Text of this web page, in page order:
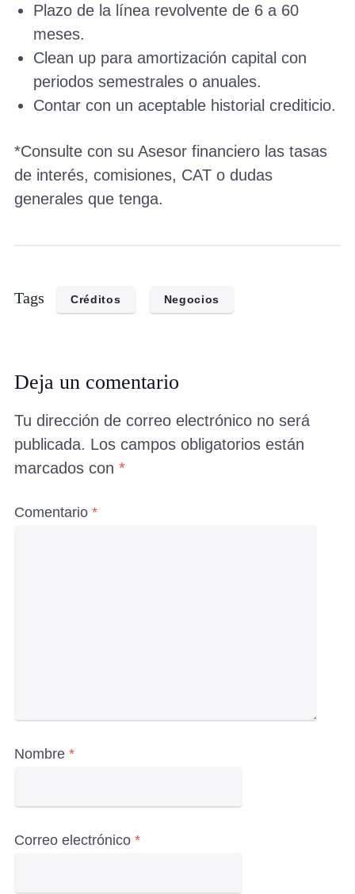
Plazo de la línea revolvente de 6 a 60
meses.
Clean up para amortización capital con
periodos semestrales o anuales.
Contar con un aceptable historial crediticio.
*Consulte con su Asesor financiero las tasas
de interés, comisiones, CAT o dudas
generales que tenga.
Tags Créditos Negocios
Deja un comentario
Tu dirección de correo electrónico no será
publicada. Los campos obligatorios están
marcados con *
Comentario *
Nombre *
Correo electrónico *